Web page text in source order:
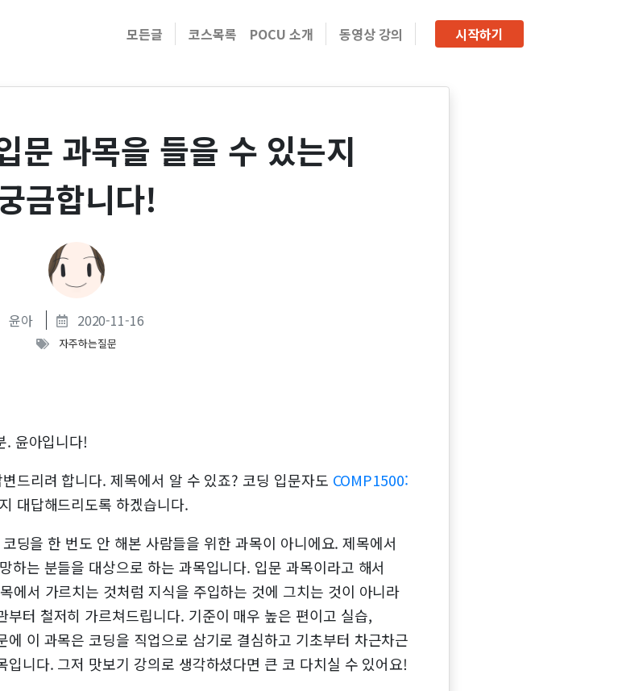
모든글 코스목록 POCU 소개 동영상 강의 시작하기
문 과목을 들을 수 있는지
금합니다!
윤아 2020-11-16
자주하는질문
. 윤아입니다!
드리려 합니다. 제목에서 알 수 있죠? 코딩 입문자도 COMP1500:
대답해드리도록 하겠습니다.
딩을 한 번도 안 해본 사람들을 위한 과목이 아니에요. 제목에서
하는 분들을 대상으로 하는 과목입니다. 입문 과목이라고 해서
에서 가르치는 것처럼 지식을 주입하는 것에 그치는 것이 아니라
터 철저히 가르쳐드립니다. 기준이 매우 높은 편이고 실습,
이 과목은 코딩을 직업으로 삼기로 결심하고 기초부터 차근차근
니다. 그저 맛보기 강의로 생각하셨다면 큰 코 다치실 수 있어요!